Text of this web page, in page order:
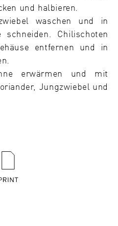
und halbieren.
waschen und in
schneiden. Chilischoten
entfernen und in
erwärmen und mit
Jungzwiebel und